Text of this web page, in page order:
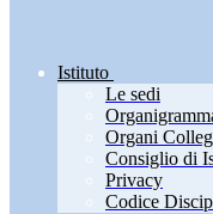
Istituto
Le sedi
Organi
Consiglio di
Privacy
Codice